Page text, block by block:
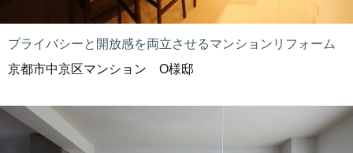
プライバシーと開放感を両立させるマンションリフォーム
京都市中京区マンション O様邸